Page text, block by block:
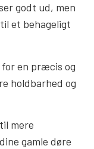
godt ud, men
et behageligt
en præcis og
holdbarhed og
mere
gamle døre